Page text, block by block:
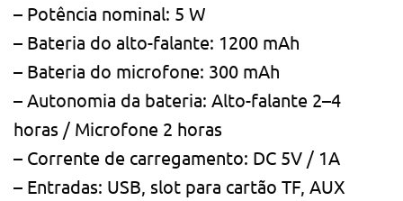
– Potência nominal: 5 W
– Bateria do alto-falante: 1200 mAh
– Bateria do microfone: 300 mAh
– Autonomia da bateria: Alto-falante 2–4
horas / Microfone 2 horas
– Corrente de carregamento: DC 5V / 1A
– Entradas: USB, slot para cartão TF, AUX